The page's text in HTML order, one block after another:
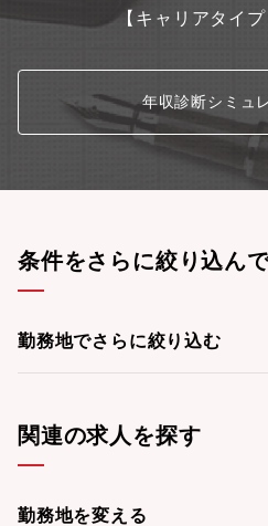
【キャリアタイ
年収診断シミュ
条件をさらに絞り込ん
勤務地でさらに絞り込む
関連の求人を探す
勤務地を変える